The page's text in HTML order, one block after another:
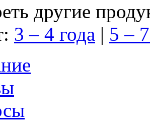
другие
3 – 4 года | 5 –